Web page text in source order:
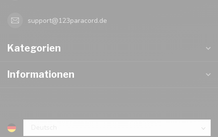
support@123paracord.de
Kategorien
Informationen